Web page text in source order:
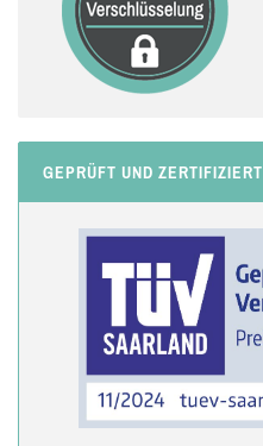
GEPRÜFT UND ZERTIFIZIERT